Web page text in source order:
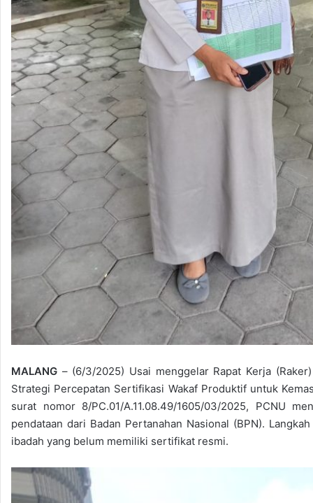
MALANG – (6/3/2025) Usai menggelar Rapat Kerja
Strategi Percepatan Sertifikasi Wakaf Produktif untuk
surat nomor 8/PC.01/A.11.08.49/1605/03/2025, PCNU
pendataan dari Badan Pertanahan Nasional (BPN).
ibadah yang belum memiliki sertifikat resmi.